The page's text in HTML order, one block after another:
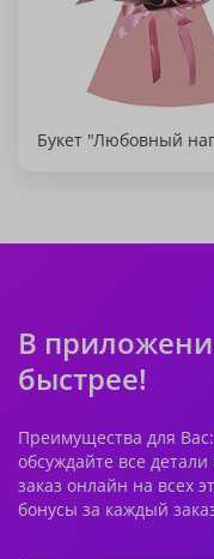
Букет "Любовный
В
быстрее!
Преимущества для
обсуждайте все
заказ онлайн на всех
бонусы за каждый